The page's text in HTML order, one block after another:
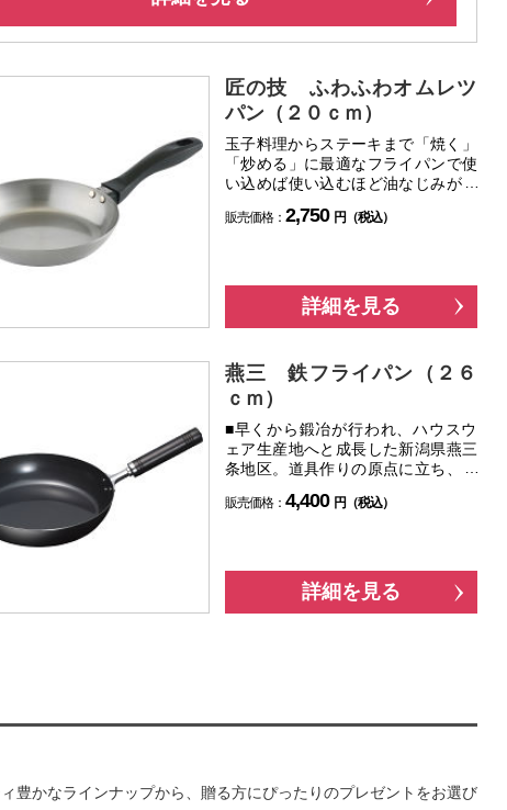
匠の技 ふわふわオムレツ
パン（２０ｃｍ）
玉子料理からステーキまで「焼く」
「炒める」に最適なフライパンで使
い込めば使い込むほど油なじみが良
ほど愛着がわきます。
販売価格：2,750 円（税込）
詳細を見る
燕三 鉄フライパン（２６
ｃｍ）
■早くから鍛冶が行われ、ハウスウ
ェア生産地へと成長した新潟県燕三
条地区。道具作りの原点に立ち、先
れた商品です。
販売価格：4,400 円（税込）
詳細を見る
豊かなラインナップから、贈る方にぴったりのプレゼントをお選び